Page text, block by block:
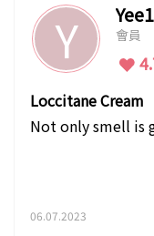
Y 會員
Loccitane Cream
Not only smell is
06.07.2023